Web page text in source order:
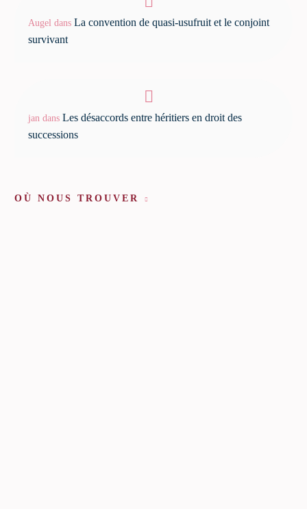
Augel dans La convention de quasi-usufruit et le conjoint
survivant
jan dans Les désaccords entre héritiers en droit des
successions
OÙ NOUS TROUVER